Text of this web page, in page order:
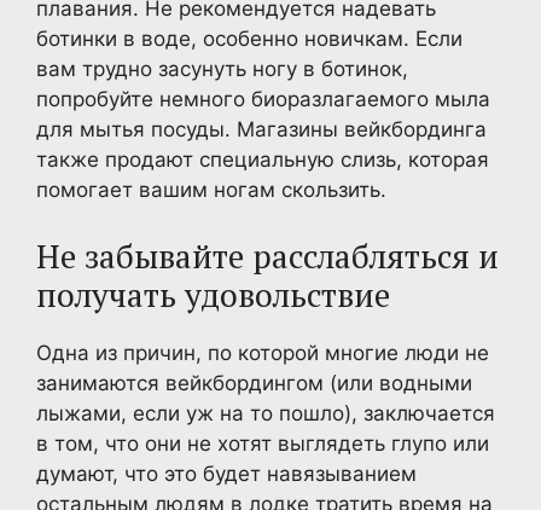
плавания. Не рекомендуется надевать
ботинки в воде, особенно новичкам. Если
вам трудно засунуть ногу в ботинок,
попробуйте немного биоразлагаемого мыла
для мытья посуды. Магазины вейкбординга
также продают специальную слизь, которая
помогает вашим ногам скользить.
Не забывайте расслабляться и
получать удовольствие
Одна из причин, по которой многие люди не
занимаются вейкбордингом (или водными
лыжами, если уж на то пошло), заключается
в том, что они не хотят выглядеть глупо или
думают, что это будет навязыванием
остальным людям в лодке тратить время на